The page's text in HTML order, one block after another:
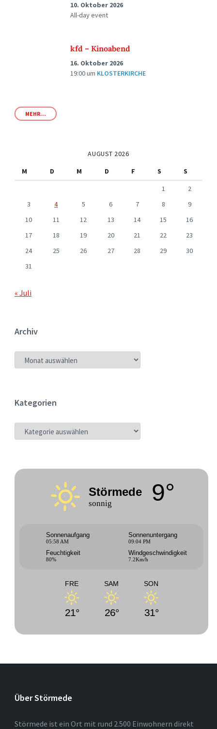
10. Oktober 2026
All-day event
kfd – Kinoabend
16. Oktober 2026
19:00um KLOSTERKIRCHE
MEHR...
AUGUST 2026
M
D M D F S
S
1
2
3
4 5 6 7 8
9
10
11 12 13 14 15
16
17
18 19 20 21 22
23
24
25 26 27 28 29
30
31
« Juli
Archiv
ARCHIV
Kategorien
KATEGORIEN
Störmede
sonnig 9°
Sonnenaufgang
05:58 AM
Sonnenuntergang
09:04 PM
Feuchtigkeit
80%
Windgeschwindigkeit
7.2Km/h
FRE
21°
SAM
26°
SON
31°
Über Störmede
Störmede ist ein Ort mit rund 2.500 Einwohnern direkt